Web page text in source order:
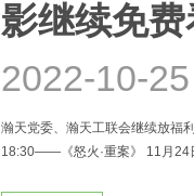
影继续免
2022-10-25
瀚天党委、瀚天工联会继续放福
18:30——《怒火·重案》 11月